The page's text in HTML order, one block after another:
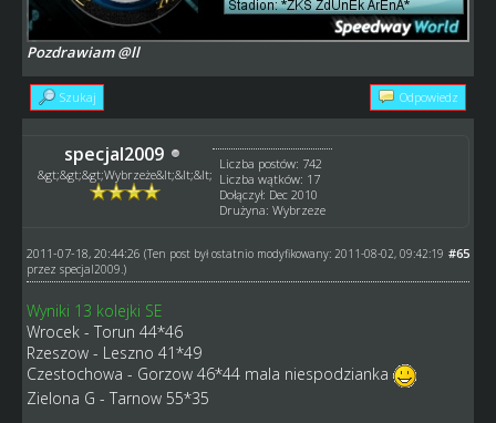
Pozdrawiam @ll
Szukaj Odpowiedz
specjal2009
&gt;&gt;&gt;Wybrzeże&lt;&lt;&lt;
Liczba postów: 742
Liczba wątków: 17
Dołączył: Dec 2010
Drużyna: Wybrzeze
#65
2011-07-18, 20:44:26 (Ten post był ostatnio modyfikowany: 2011-08-02, 09:42:19
przez specjal2009 .)
Wyniki 13 kolejki SE
Wrocek - Torun 44*46
Rzeszow - Leszno 41*49
Czestochowa - Gorzow 46*44 mala niespodzianka
Zielona G - Tarnow 55*35